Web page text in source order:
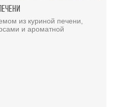
из куриной печени,
и ароматной